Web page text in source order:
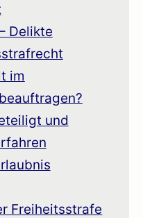
Delikte
im
und
Freiheitsstrafe